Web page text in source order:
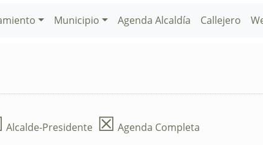
Municipio Agenda Alcaldía Callejero
Alcalde-Presidente ☒ Agenda Completa